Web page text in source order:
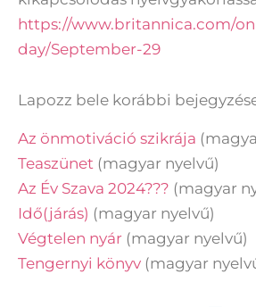
https://www.britannica.com/
day/September-29
Lapozz bele korábbi
Az önmotiváció szikrája
Teaszünet (magyar nyelvű)
Az Év Szava 2024??? (magyar
Idő(járás) (magyar nyelvű)
Végtelen nyár (magyar nyelvű)
Tengernyi könyv (magyar